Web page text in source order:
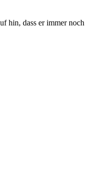
hin, dass er immer noch